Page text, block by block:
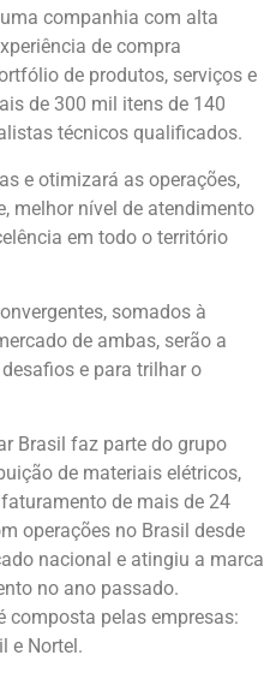
companhia com alta
de compra
de produtos, serviços e
de 300 mil itens de 140
técnicos qualificados.
e otimizará as operações,
melhor nível de atendimento
em todo o território
somados à
de ambas, serão a
e para trilhar o
Brasil faz parte do grupo
de materiais elétricos,
de mais de 24
operações no Brasil desde
nacional e atingiu a marca
no ano passado.
composta pelas empresas:
e Nortel.